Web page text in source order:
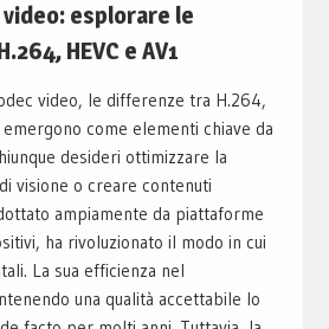
esplorare le
HEVC e AV1
video, le differenze tra H.264,
emergono come elementi chiave da
desideri ottimizzare la
visione o creare contenuti
ampiamente da piattaforme
ha rivoluzionato il modo in cui
La sua efficienza nel
una qualità accettabile lo